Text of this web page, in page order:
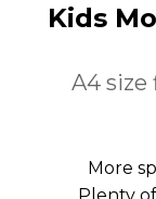
Kids
A4 size
More